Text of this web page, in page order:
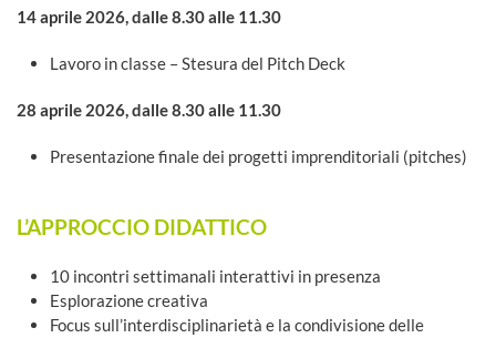
14 aprile 2026, dalle 8.30 alle 11.30
Lavoro in classe – Stesura del Pitch Deck
28 aprile 2026, dalle 8.30 alle 11.30
Presentazione finale dei progetti imprenditoriali (pitches)
L’APPROCCIO DIDATTICO
10 incontri settimanali interattivi in presenza
Esplorazione creativa
Focus sull’interdisciplinarietà e la condivisione delle